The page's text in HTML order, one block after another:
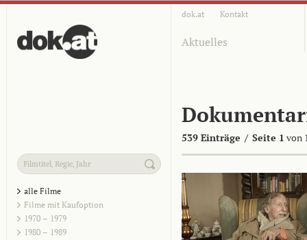
dok.at Kontakt
Aktuelles
539 Einträge / Seite 1 von
alle Filme
Filme mit Kaufoption
1970 – 1979
1980 – 1989